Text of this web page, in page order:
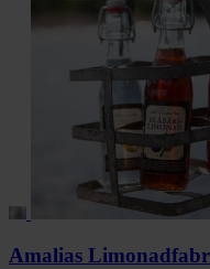
Amalias